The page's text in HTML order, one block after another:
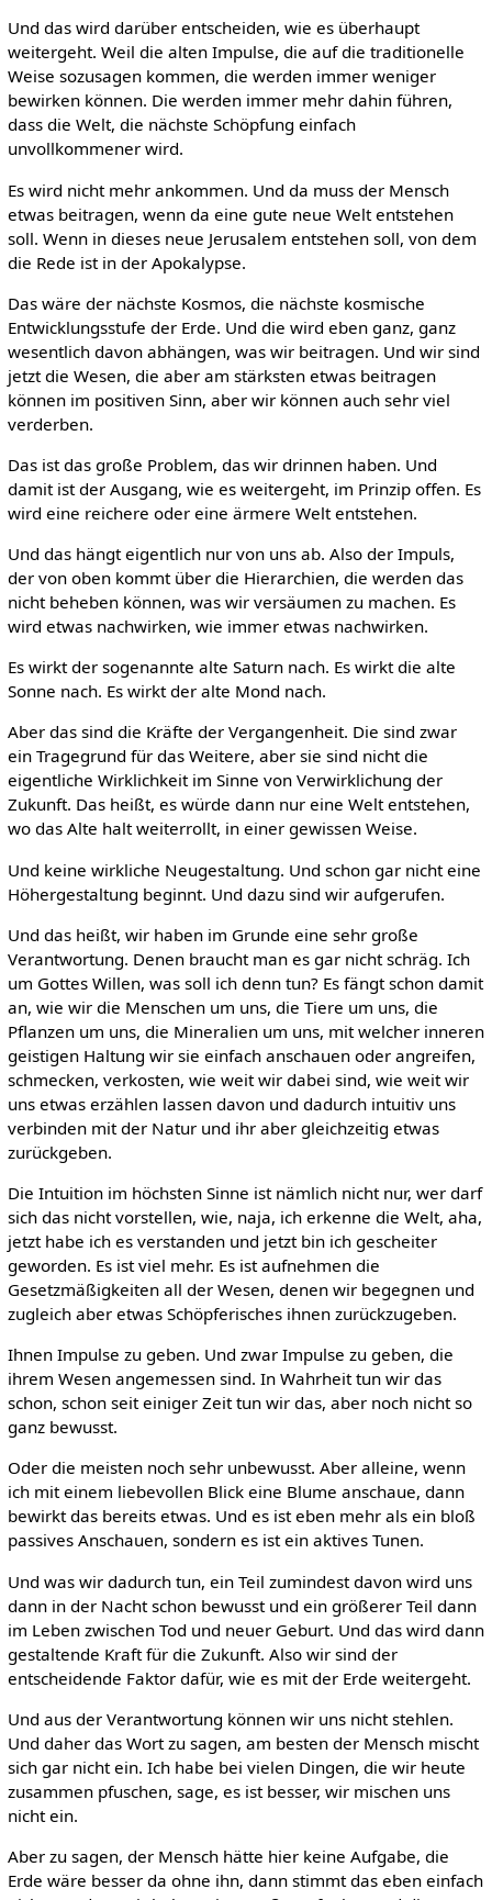
Und das wird darüber entscheiden, wie es überhaupt
weitergeht. Weil die alten Impulse, die auf die traditionelle
Weise sozusagen kommen, die werden immer weniger
bewirken können. Die werden immer mehr dahin führen,
dass die Welt, die nächste Schöpfung einfach
unvollkommener wird.
Es wird nicht mehr ankommen. Und da muss der Mensch
etwas beitragen, wenn da eine gute neue Welt entstehen
soll. Wenn in dieses neue Jerusalem entstehen soll, von dem
die Rede ist in der Apokalypse.
Das wäre der nächste Kosmos, die nächste kosmische
Entwicklungsstufe der Erde. Und die wird eben ganz, ganz
wesentlich davon abhängen, was wir beitragen. Und wir sind
jetzt die Wesen, die aber am stärksten etwas beitragen
können im positiven Sinn, aber wir können auch sehr viel
verderben.
Das ist das große Problem, das wir drinnen haben. Und
damit ist der Ausgang, wie es weitergeht, im Prinzip offen. Es
wird eine reichere oder eine ärmere Welt entstehen.
Und das hängt eigentlich nur von uns ab. Also der Impuls,
der von oben kommt über die Hierarchien, die werden das
nicht beheben können, was wir versäumen zu machen. Es
wird etwas nachwirken, wie immer etwas nachwirken.
Es wirkt der sogenannte alte Saturn nach. Es wirkt die alte
Sonne nach. Es wirkt der alte Mond nach.
Aber das sind die Kräfte der Vergangenheit. Die sind zwar
ein Tragegrund für das Weitere, aber sie sind nicht die
eigentliche Wirklichkeit im Sinne von Verwirklichung der
Zukunft. Das heißt, es würde dann nur eine Welt entstehen,
wo das Alte halt weiterrollt, in einer gewissen Weise.
Und keine wirkliche Neugestaltung. Und schon gar nicht eine
Höhergestaltung beginnt. Und dazu sind wir aufgerufen.
Und das heißt, wir haben im Grunde eine sehr große
Verantwortung. Denen braucht man es gar nicht schräg. Ich
um Gottes Willen, was soll ich denn tun? Es fängt schon damit
an, wie wir die Menschen um uns, die Tiere um uns, die
Pflanzen um uns, die Mineralien um uns, mit welcher inneren
geistigen Haltung wir sie einfach anschauen oder angreifen,
schmecken, verkosten, wie weit wir dabei sind, wie weit wir
uns etwas erzählen lassen davon und dadurch intuitiv uns
verbinden mit der Natur und ihr aber gleichzeitig etwas
zurückgeben.
Die Intuition im höchsten Sinne ist nämlich nicht nur, wer darf
sich das nicht vorstellen, wie, naja, ich erkenne die Welt, aha,
jetzt habe ich es verstanden und jetzt bin ich gescheiter
geworden. Es ist viel mehr. Es ist aufnehmen die
Gesetzmäßigkeiten all der Wesen, denen wir begegnen und
zugleich aber etwas Schöpferisches ihnen zurückzugeben.
Ihnen Impulse zu geben. Und zwar Impulse zu geben, die
ihrem Wesen angemessen sind. In Wahrheit tun wir das
schon, schon seit einiger Zeit tun wir das, aber noch nicht so
ganz bewusst.
Oder die meisten noch sehr unbewusst. Aber alleine, wenn
ich mit einem liebevollen Blick eine Blume anschaue, dann
bewirkt das bereits etwas. Und es ist eben mehr als ein bloß
passives Anschauen, sondern es ist ein aktives Tunen.
Und was wir dadurch tun, ein Teil zumindest davon wird uns
dann in der Nacht schon bewusst und ein größerer Teil dann
im Leben zwischen Tod und neuer Geburt. Und das wird dann
gestaltende Kraft für die Zukunft. Also wir sind der
entscheidende Faktor dafür, wie es mit der Erde weitergeht.
Und aus der Verantwortung können wir uns nicht stehlen.
Und daher das Wort zu sagen, am besten der Mensch mischt
sich gar nicht ein. Ich habe bei vielen Dingen, die wir heute
zusammen pfuschen, sage, es ist besser, wir mischen uns
nicht ein.
Aber zu sagen, der Mensch hätte hier keine Aufgabe, die
Erde wäre besser da ohne ihn, dann stimmt das eben einfach